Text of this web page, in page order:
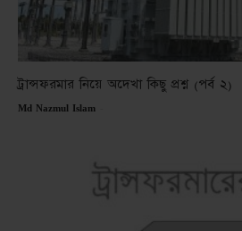
ট্রান্সফরমার নিয়ে অদেখা কিছু প্রশ্ন (পর্ব ২)
Md Nazmul Islam